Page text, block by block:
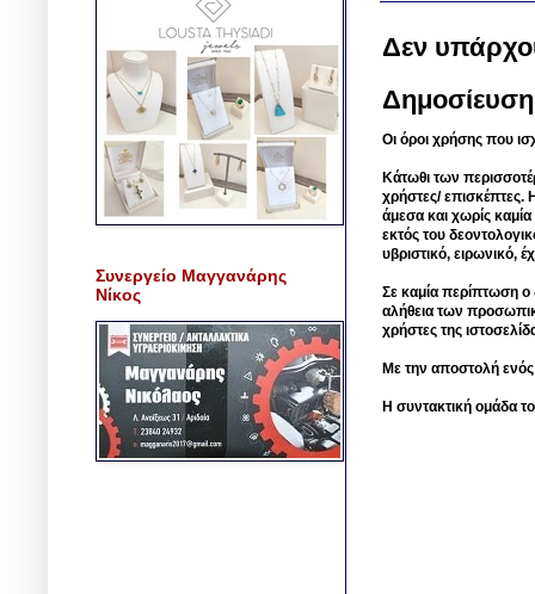
Δεν
Οι όροι χρήσης που
Κάτωθι των
χρήστες/ επισκέπτες.
άμεσα και χωρίς
εκτός του
υβριστικό, ειρωνικό,
Σε καμία περίπτωση ο
αλήθεια των
χρήστες της
Με την αποστολή
Η συντακτική ομάδα
Συνεργείο Μαγγανάρης
Νίκος